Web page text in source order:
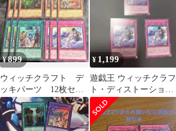
セット ※商品説明文
確認
¥899
ウィッチクラフト デ
ッキパーツ 12枚セッ
ト
¥ 1,199
遊戯王 ウィッチクラフ
ト・ディストーション
3枚セット シークレッ
ト